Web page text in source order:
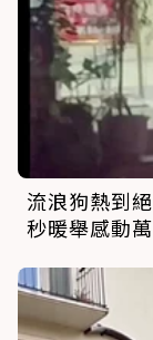
流浪狗熱到
秒暖舉感動